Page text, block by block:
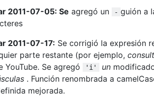
2011-07-05: Se agregó un - guión a
2011-07-17: Se corrigió la expresión
parte restante (por ejemplo,
YouTube. Se agregó
'i' un
. Función renombrada a
mejorada.